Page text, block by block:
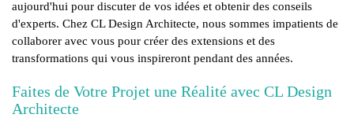
aujourd'hui pour discuter de vos idées et obtenir des conseils
d'experts. Chez CL Design Architecte, nous sommes impatients de
collaborer avec vous pour créer des extensions et des
transformations qui vous inspireront pendant des années.
Faites de Votre Projet une Réalité avec CL Design
Architecte